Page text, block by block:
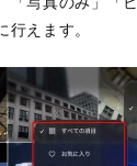
行えます。